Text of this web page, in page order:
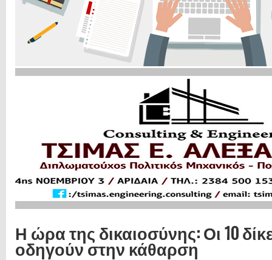
Η ώρα της δικαιοσύνης: Οι 10
οδηγούν στην κάθαρση